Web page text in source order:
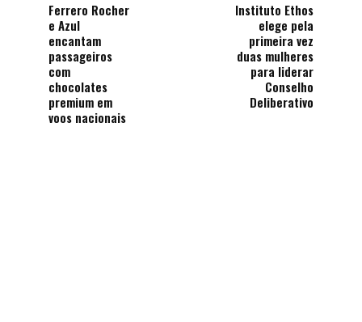
Ferrero Rocher
e Azul
encantam
passageiros
com
chocolates
premium em
voos nacionais
Instituto Ethos
elege pela
primeira vez
duas mulheres
para liderar
Conselho
Deliberativo